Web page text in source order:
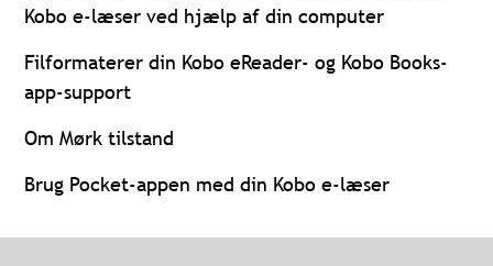
Kobo e-læser ved hjælp af din computer
Filformaterer din Kobo eReader- og Kobo Books-
app-support
Om Mørk tilstand
Brug Pocket-appen med din Kobo e-læser